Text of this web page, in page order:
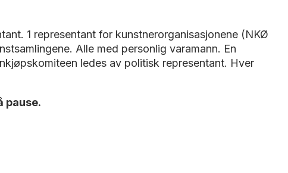
1 representant for kunstnerorganisasjonene (NKØ
Alle med personlig varamann. En
ledes av politisk representant. Hver
pause.